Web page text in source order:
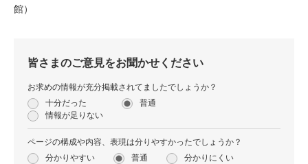
館）
皆さまのご意見をお聞かせください
お求めの情報が充分掲載されてましたでしょうか？
十分だった
普通
情報が足りない
ページの構成や内容、表現は分りやすかったでしょうか？
分かりやすい
普通 分かりにくい